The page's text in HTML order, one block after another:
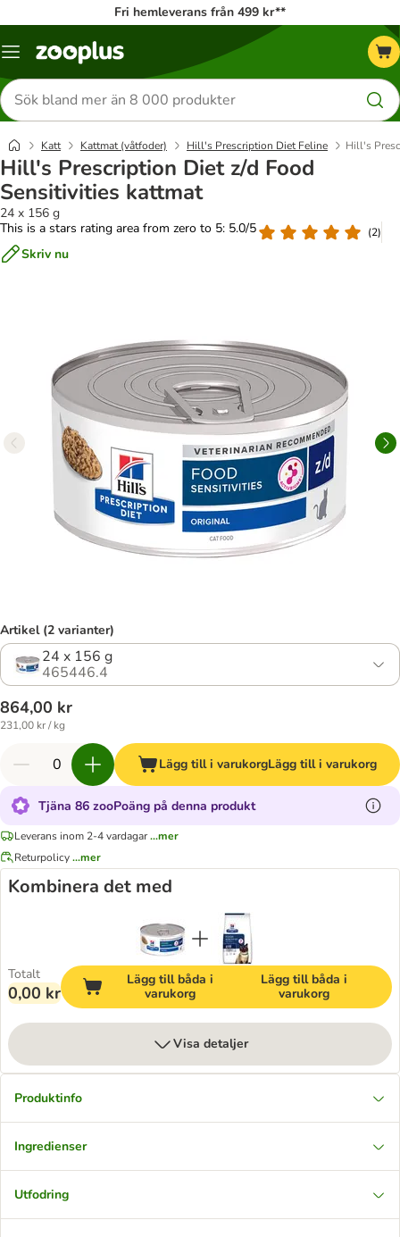
Fri hemleverans från 499 kr**
Katalogmeny
Sök
efter
produkter
Katt Kattmat (våtfoder) Hill's Prescription Diet Feline Hill's
Hill's Prescription Diet z/d Food
Sensitivities kattmat
24 x 156 g
This is a stars rating area from zero to 5: 5.0/5
(2)
Skriv nu
Artikel (2 varianter)
24 x 156 g
465446.4
864,00 kr
231,00 kr / kg
Lägg till i varukorgLägg till i varukorg
Tjäna 86 zooPoäng på denna produkt
Leverans inom 2-4 vardagar...mer
Returpolicy...mer
Kombinera det med
Totalt
0,00 kr
Lägg till båda i
varukorg
Lägg till båda i
varukorg
Visa detaljer
Produktinfo
Ingredienser
Utfodring